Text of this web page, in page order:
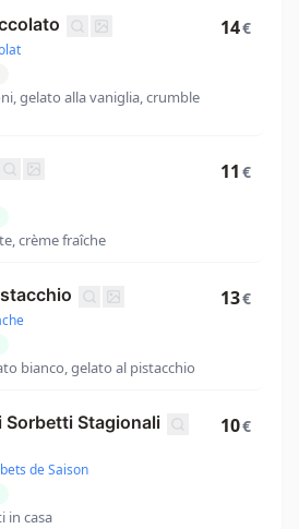
gelato alla vaniglia, crumble
14€
crème fraîche
11 €
bianco, gelato al pistacchio
13€
Sorbetti Stagionali
de Saison
in casa
10€